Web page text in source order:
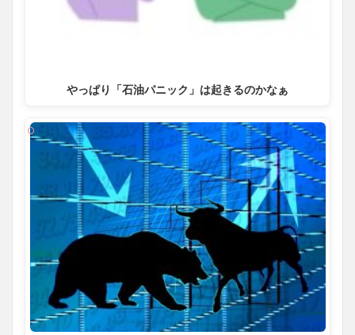
やっぱり「石油パニック」は起きるのかなぁ